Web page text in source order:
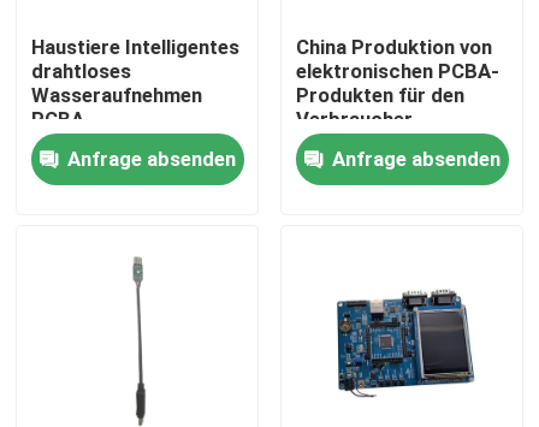
Haus
Fabrik-Ausflug
Haustiere Intelligentes
drahtloses
Wasseraufnehmen
PCBA-
Boardentwicklung
Anfrage absenden
China Produktion von
elektronischen PCBA-
Produkten für den
Verbraucher
Anfrage absenden